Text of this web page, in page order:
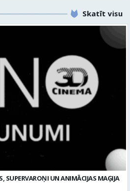
Skatīt visu
SUPERVAROŅI UN ANIMĀCIJAS MAĢIJA